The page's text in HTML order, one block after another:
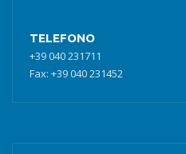
TELEFONO
+39 040 231711
Fax: +39 040 231452